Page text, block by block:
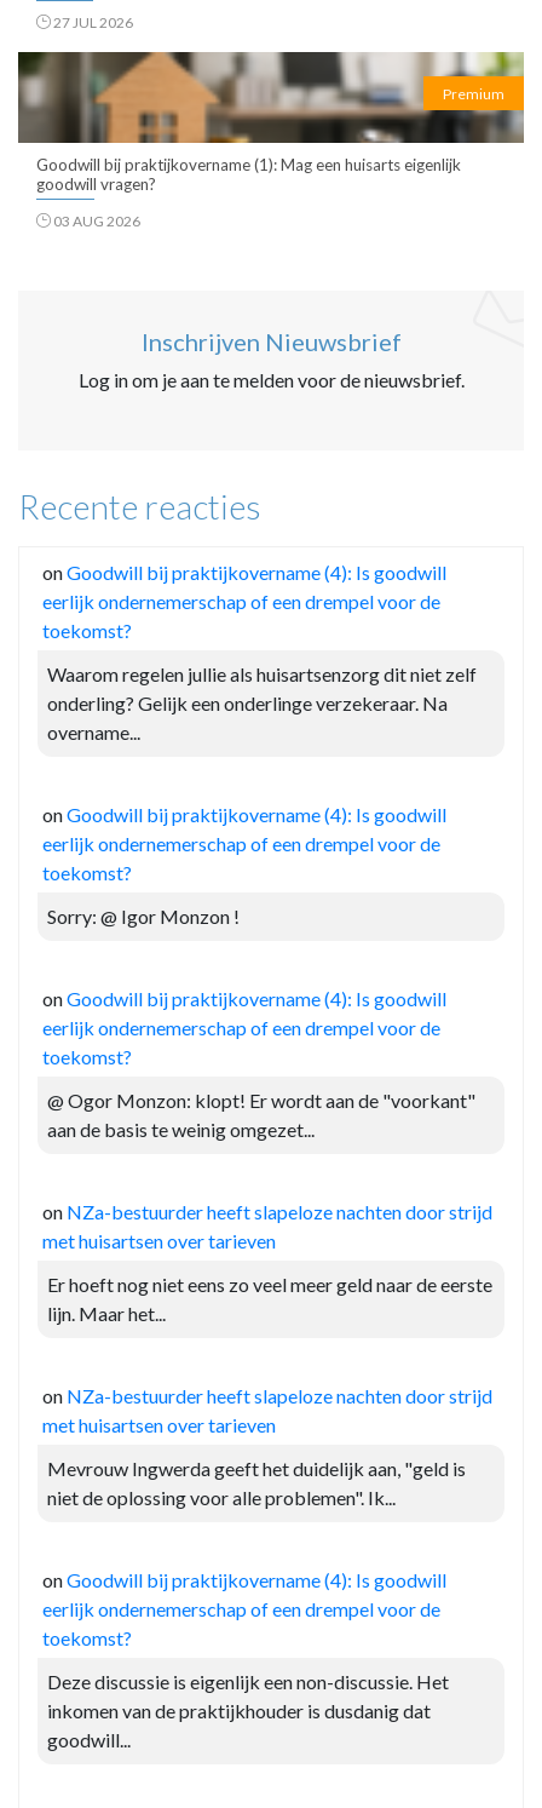
27 JUL 2026
Premium
Goodwill bij praktijkovername (1): Mag een huisarts eigenlijk
goodwill vragen?
03 AUG 2026
Inschrijven Nieuwsbrief
Log in om je aan te melden voor de nieuwsbrief.
Recente reacties
onGoodwill bij praktijkovername (4): Is goodwill
eerlijk ondernemerschap of een drempel voor de
toekomst?
Waarom regelen jullie als huisartsenzorg dit niet zelf
onderling? Gelijk een onderlinge verzekeraar. Na
overname...
onGoodwill bij praktijkovername (4): Is goodwill
eerlijk ondernemerschap of een drempel voor de
toekomst?
Sorry: @ Igor Monzon !
onGoodwill bij praktijkovername (4): Is goodwill
eerlijk ondernemerschap of een drempel voor de
toekomst?
@ Ogor Monzon: klopt! Er wordt aan de "voorkant"
aan de basis te weinig omgezet...
on NZa-bestuurder heeft slapeloze nachten door strijd
met huisartsen over tarieven
Er hoeft nog niet eens zo veel meer geld naar de eerste
lijn. Maar het...
on NZa-bestuurder heeft slapeloze nachten door strijd
met huisartsen over tarieven
Mevrouw Ingwerda geeft het duidelijk aan, "geld is
niet de oplossing voor alle problemen". Ik...
onGoodwill bij praktijkovername (4): Is goodwill
eerlijk ondernemerschap of een drempel voor de
toekomst?
Deze discussie is eigenlijk een non-discussie. Het
inkomen van de praktijkhouder is dusdanig dat
goodwill...